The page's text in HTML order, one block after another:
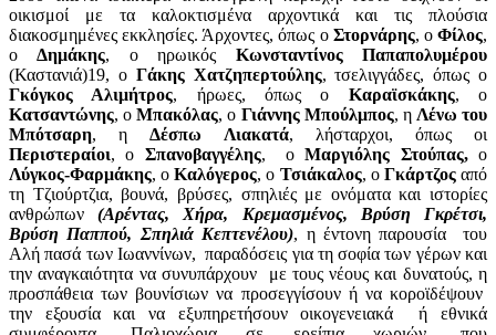
οικισμοί με τα καλοκτισμένα αρχοντικά και τις πλούσια
διακοσμημένες εκκλησίες. Άρχοντες, όπως ο Στορνάρης, οΦίλος,
οΔημάκης, ο ηρωικός Κωνσταντίνος Παπαπολυμέρου
(Καστανιά)19, ο Γάκης Χατζηπερτούλης, τσελιγγάδες, όπως ο
Γκόγκος Αλιμήτρος, ήρωες, όπως ο Καραϊσκάκης, ο
Κατσαντώνης, οΜπακόλας, ο Γιάννης Μπούλμπος, η Λένω του
Μπότσαρη, ηΔέσπω Λιακατά, λήσταρχοι, όπως οι
Περιστεραίοι, ο Σπανοβαγγέλης, οΜαργιόλης Στούπας,ο
Λύγκος-Φαρμάκης, οΚαλόγερος, ο Τσιάκαλος, ο Γκάρτζοςαπό
τη Τζιούρτζια, βουνά, βρύσες, σπηλιές με ονόματα και ιστορίες
ανθρώπων(Αρέντας, Χήρα, Κρεμασμένος, Βρύση Γκρέτσι,
Βρύση Παππού, Σπηλιά Κεπτενέλου), η έντονη παρουσία του
Αλή πασά των Ιωαννίνων, παραδόσεις για τη σοφία των γέρων και
την αναγκαιότητα να συνυπάρχουν με τους νέους και δυνατούς, η
προσπάθεια των βουνίσιων να προσεγγίσουν ή να κοροϊδέψουν
την εξουσία και να εξυπηρετήσουν οικογενειακά ή εθνικά